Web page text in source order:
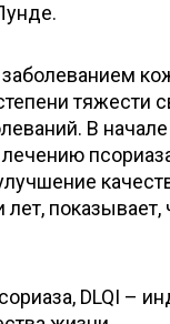
тяжести
В
DLQI –